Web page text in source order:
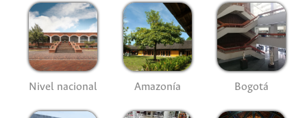
Nivel nacional Amazonía Bogotá